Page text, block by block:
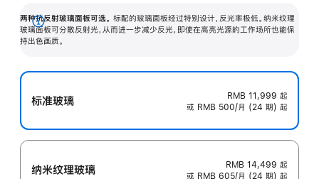
两种抗反射玻璃面板可选。 标配的玻璃面板经过特别设计，反光率极低。纳米纹理
玻璃面板可分散反射光，从而进一步减少反光，即使在高亮光源的工作场所也能保
持出色画质。
展
开
标准玻璃 RMB 11,999 起
或 RMB 500/月 (24 期) 起
纳米纹理玻璃 RMB 14,499 起
或 RMB 605/月 (24 期) 起